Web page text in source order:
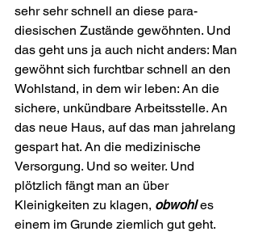
sehr sehr schnell an diese para­
diesischen Zustände gewöhnten. Und
das geht uns ja auch nicht anders: Man
gewöhnt sich furcht­bar schnell an den
Wohlstand, in dem wir leben: An die
sichere, unkündbare Arbeitsstelle. An
das neue Haus, auf das man jahrelang
gespart hat. An die medizinische
Versorgung. Und so weiter. Und
plötzlich fängt man an über
Kleinigkeiten zu klagen, obwohl es
einem im Grunde ziemlich gut geht.